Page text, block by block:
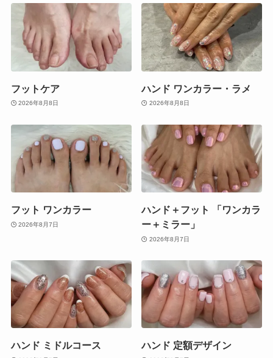
フットケア
2026年8月8日
ハンド ワンカラー・ラメ
2026年8月8日
フット ワンカラー
2026年8月7日
ハンド＋フット 「ワンカラ
ー＋ミラー」
2026年8月7日
ハンド ミドルコース ハンド 定額デザイン